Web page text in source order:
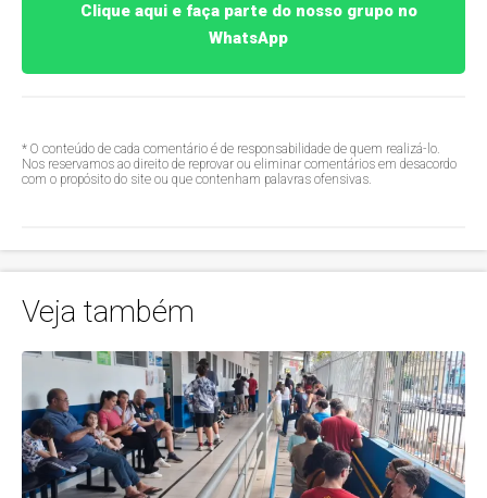
Clique aqui e faça parte do nosso grupo no
WhatsApp
* O conteúdo de cada comentário é de responsabilidade de quem realizá-lo.
Nos reservamos ao direito de reprovar ou eliminar comentários em desacordo
com o propósito do site ou que contenham palavras ofensivas.
Veja também